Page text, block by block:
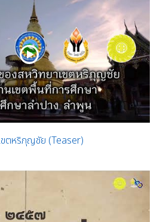
ตหริภุญชัย (Teaser)